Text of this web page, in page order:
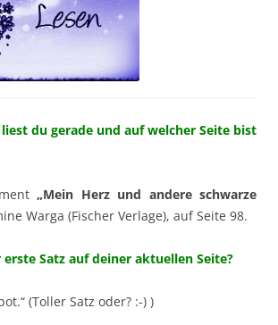
liest du gerade und auf welcher Seite bist
„Mein Herz und andere schwarze
Warga (Fischer Verlage), auf Seite 98.
Satz auf deiner aktuellen Seite?
(Toller Satz oder? :-) )